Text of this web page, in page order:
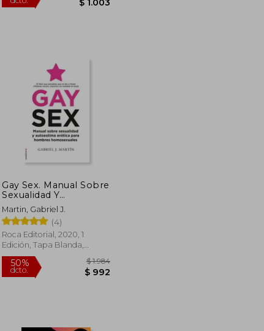
$ 938 dcto.
Gay Sex. Manual Sobre
Sexualidad Y
Autoestima Erótica
Para Hombres
Homosexuales / Gay
Sex. a Manual for Gay
Men
Martin, Gabriel J.
(4)
Roca Editorial, 2020, 1
Edición, Tapa Blanda,
Nuevo